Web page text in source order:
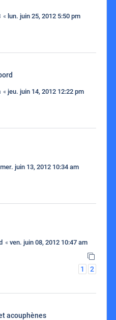
« lun. juin 25, 2012 5:50 pm
« jeu. juin 14, 2012 12:22 pm
mer. juin 13, 2012 10:34 am
« ven. juin 08, 2012 10:47 am
1
2
acouphènes